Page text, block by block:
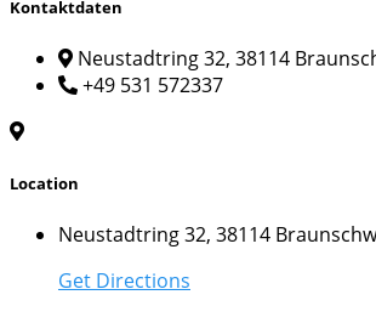
Kontaktdaten
Neustadtring 32, 38114
+49 531 572337
Location
Neustadtring 32, 38114
Get Directions